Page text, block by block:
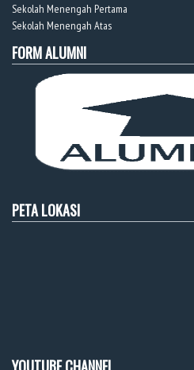
Sekolah Menengah Pertama
Sekolah Menengah Atas
FORM ALUMNI
PETA LOKASI